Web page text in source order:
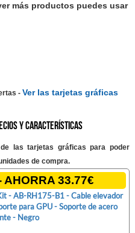
más productos puedes usar
- Ver las tarjetas gráficas
y características
las tarjetas gráficas para poder
de compra.
AHORRA 33.77€
- AB-RH175-B1 - Cable elevador
para GPU - Soporte de acero
- Negro